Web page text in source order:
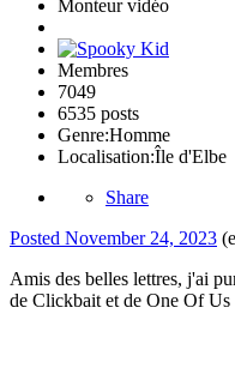
Monteur vidéo
Membres
7049
6535 posts
Genre:Homme
Localisation:Île d'Elbe
Share
Posted November 24, 2023
Amis des belles lettres, j'ai
de Clickbait et de One Of Us